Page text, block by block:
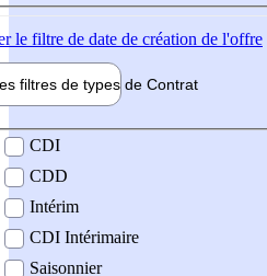
le filtre de date de création de l'offre
filtres de types de Contrat
contrat
CDI
CDD
Intérim
CDI Intérimaire
Saisonnier